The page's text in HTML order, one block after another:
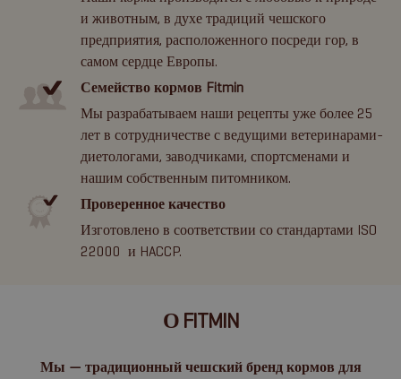
и животным, в духе традиций чешского
предприятия, расположенного посреди гор, в
самом сердце Европы.
Семейство кормов Fitmin
Мы разрабатываем наши рецепты уже более 25
лет в сотрудничестве с ведущими ветеринарами-
диетологами, заводчиками, спортсменами и
нашим собственным питомником.
Проверенное качество
Изготовлено в соответствии со стандартами ISO
22000 и HACCP.
О FITMIN
Мы — традиционный чешский бренд кормов для